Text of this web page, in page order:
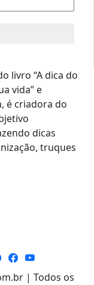
livro “A dica do
vida” e
é criadora do
dicas
truques
| Todos os